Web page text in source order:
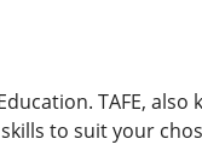
TAFE,
to suit your